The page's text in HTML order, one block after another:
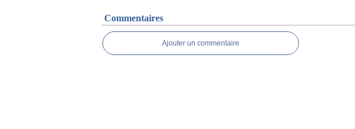
Commentaires
Ajouter un commentaire